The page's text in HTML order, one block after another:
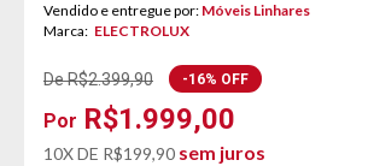
Vendido e entregue por: Móveis Linhares
Marca: ELECTROLUX
De R$2.399,90
R$1.999,00
-16% OFF
10X DE R$199,90 sem juros